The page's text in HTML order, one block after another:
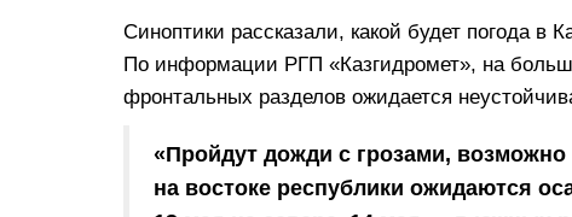
Синоптики рассказали, какой будет погода в
По информации РГП «Казгидромет», на
фронтальных разделов ожидается
«Пройдут дожди с грозами,
на востоке республики ожидаются